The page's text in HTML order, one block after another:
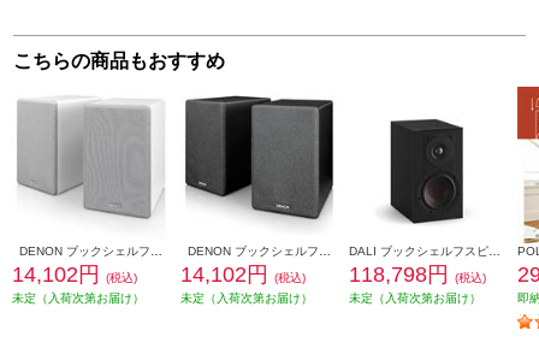
こちらの商品もおすすめ
14,102円
(税込)
未定（入荷次第お届け）
14,102円
(税込)
未定（入荷次第お届け）
118,798円
(税込)
未定（入荷次第お届け）
即